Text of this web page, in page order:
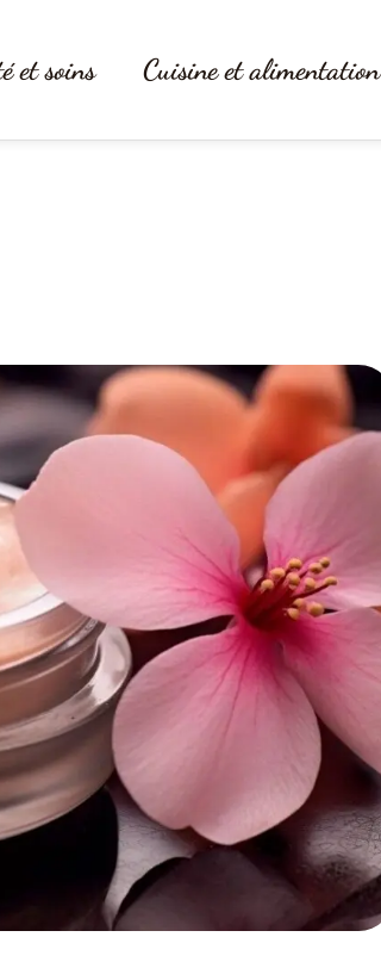
et soins Cuisine et alimentation